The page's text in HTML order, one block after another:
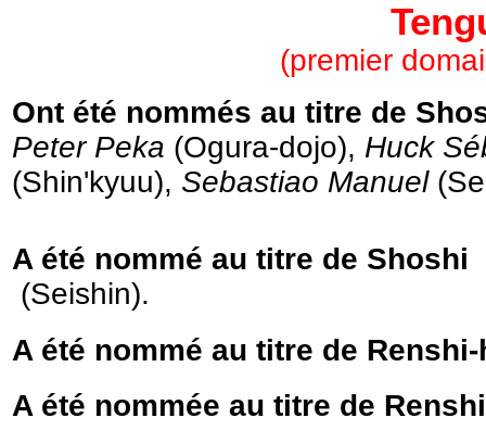
(premier
Ont été nommés au titre de
Peter Peka (Ogura-dojo), Huck
(Shin'kyuu), Sebastiao Manuel
A été nommé au titre de Shoshi
(Seishin).
A été nommé au titre de Renshi-
A été nommée au titre de